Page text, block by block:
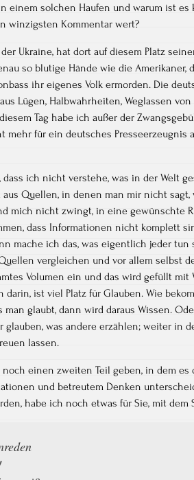
einem solchen Haufen und warum ist es
winzigsten Kommentar wert?
Ukraine, hat dort auf diesem Platz
so blutige Hände wie die Amerikaner,
ihr eigenes Volk ermorden. Die
Lügen, Halbwahrheiten, Weglassen von
Tag habe ich außer der
mehr für ein deutsches Presseerzeugnis
ich nicht verstehe, was in der Welt
Quellen, in denen man mir nicht
mich nicht zwingt, in eine gewünschte
dass Informationen nicht komplett
mache ich das, was eigentlich jeder
vergleichen und vor allem selbst
Volumen ein und das wird gefüllt mit
darin, ist viel Platz für Glauben. Wie
man glaubt, dann wird daraus Wissen.
glauben, was andere erzählen; weiter in
lassen.
einen zweiten Teil geben, in dem es
und betreutem Denken
habe ich noch etwas für Sie, mit dem